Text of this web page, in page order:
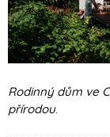
Rodinný dům ve
přírodou.